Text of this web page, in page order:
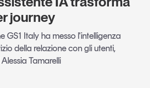
journey
GS1 Italy ha messo l'intelligenza
della relazione con gli utenti,
Tamarelli